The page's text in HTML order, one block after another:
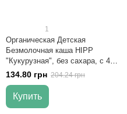
1
Органическая Детская
Безмолочная каша HIPP
"Кукурузная", без сахара, с 4-х
мес, 200гр
134.80 грн 204.24 грн
Купить